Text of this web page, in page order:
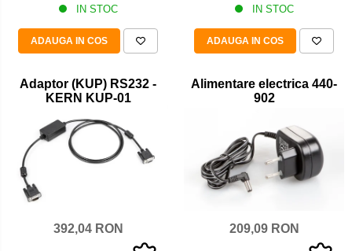
Oculare microscop
Standuri Stereomicroscoape
Unitate contrast de faza
Unitate fluorescenta
Unitate polarizare
Standard calibrare
Scala aditionala refractometru
IN STOC
ADAUGA IN COS
IN STOC
ADAUGA IN COS
Adaptor (KUP) RS232 -
KERN KUP-01
392,04 RON
Alimentare electrica 440-
902
209,09 RON